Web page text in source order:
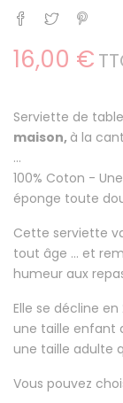
Partager
Tweet
16,00 €
Serviette de
maison, à la
...
100% Coton -
éponge toute
Cette serviette
tout âge ... et
humeur aux
Elle se décline
une taille enfant
une taille adulte
Vous pouvez